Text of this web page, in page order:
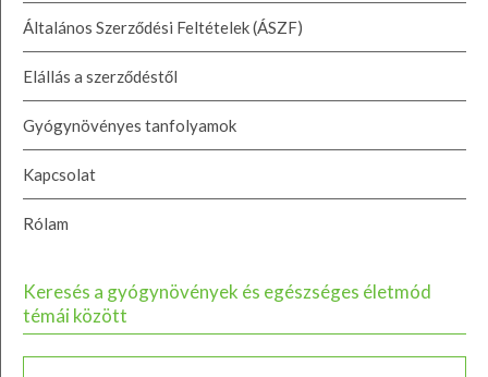
Általános Szerződési Feltételek (ÁSZF)
Elállás a szerződéstől
Gyógynövényes tanfolyamok
Kapcsolat
Rólam
Keresés a gyógynövények és egészséges életmód
témái között